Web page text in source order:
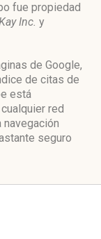
fue propiedad
Inc. y
de Google,
de citas de
está
red
seguro